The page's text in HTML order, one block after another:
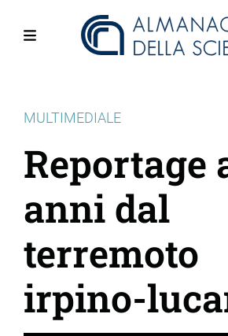
MULTIMEDIALE
Reportage
anni dal
terremoto
irpino-